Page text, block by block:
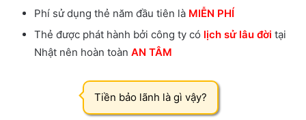
Phí sử dụng thẻ năm đầu tiên là MIỄN PHÍ
Thẻ được phát hành bởi công ty có lịch sử lâu đời tại
Nhật nên hoàn toàn AN TÂM
Tiền bảo lãnh là gì vậy?